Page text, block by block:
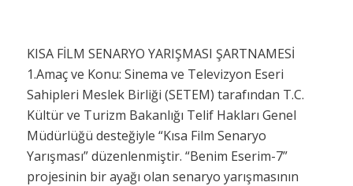
KISA FİLM SENARYO YARIŞMASI ŞARTNAMESİ
1.Amaç ve Konu: Sinema ve Televizyon Eseri
Sahipleri Meslek Birliği (SETEM) tarafından T.C.
Kültür ve Turizm Bakanlığı Telif Hakları Genel
Müdürlüğü desteğiyle “Kısa Film Senaryo
Yarışması” düzenlenmiştir. “Benim Eserim-7”
projesinin bir ayağı olan senaryo yarışmasının